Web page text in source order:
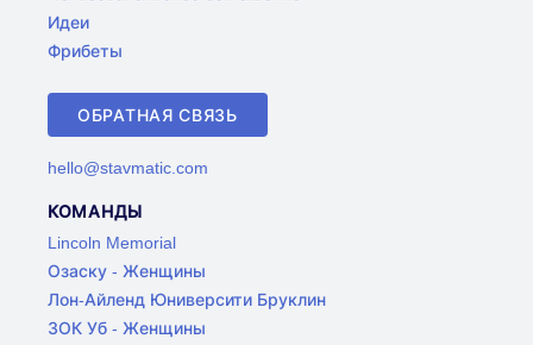
Идеи
Фрибеты
ОБРАТНАЯ СВЯЗЬ
hello@stavmatic.com
КОМАНДЫ
Lincoln Memorial
Озаску - Женщины
Лон-Айленд Юниверсити Бруклин
ЗОК Уб - Женщины